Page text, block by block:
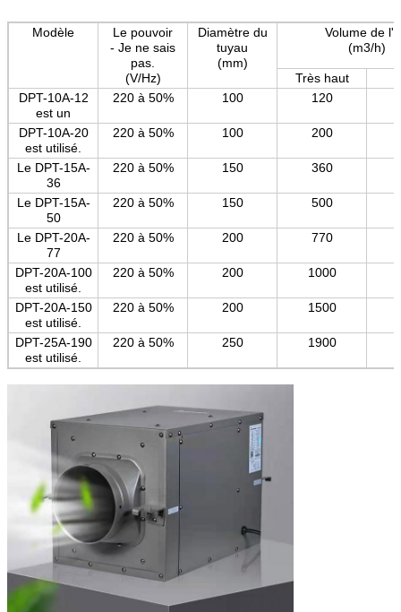
Modèle
Le pouvoir
- Je ne sais
pas.
(V/Hz)
Diamètre du
tuyau
(mm)
Volume de
(m3/h)
Très haut
DPT-10A-12
est un
220 à 50% 100 120
DPT-10A-20
est utilisé.
220 à 50% 100 200
Le DPT-15A-
36
220 à 50% 150 360
Le DPT-15A-
50
220 à 50% 150 500
Le DPT-20A-
77
220 à 50% 200 770
DPT-20A-100
est utilisé.
220 à 50% 200 1000
DPT-20A-150
est utilisé.
220 à 50% 200 1500
DPT-25A-190
est utilisé.
220 à 50% 250 1900